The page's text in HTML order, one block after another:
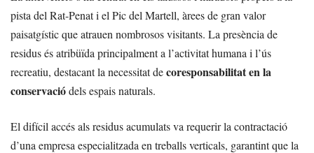
pista del Rat-Penat i el Pic del Martell, àrees de gran valor
paisatgístic que atrauen nombrosos visitants. La presència de
residus és atribüïda principalment a l’activitat humana i l’ús
recreatiu, destacant la necessitat decoresponsabilitat en la
conservaciódels espais naturals.
El difícil accés als residus acumulats va requerir la contractació
d’una empresa especialitzada en treballs verticals, garantint que la